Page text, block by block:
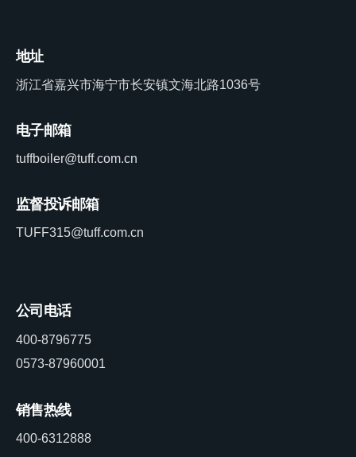
地址
浙江省嘉兴市海宁市长安镇文海北路1036号
电子邮箱
tuffboiler@tuff.com.cn
监督投诉邮箱
TUFF315@tuff.com.cn
公司电话
400-8796775
0573-87960001
销售热线
400-6312888